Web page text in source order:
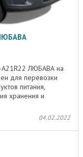
ЛЮБАВА на
для перевозки
питания,
хранения и
04.02.2022